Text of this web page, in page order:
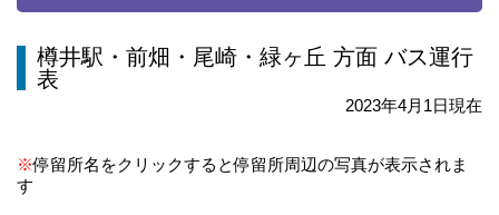
樽井駅・前畑・尾崎・緑ヶ丘 方面 バス運行
表
2023年4月1日現在
※停留所名をクリックすると停留所周辺の写真が表示されま
す